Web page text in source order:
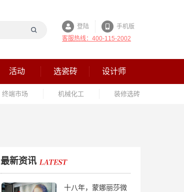
登陆
手机版
客服热线：400-115-2002
活动 选瓷砖 设计师
终端市场 机械化工 装修选砖
最新资讯
十八年，蒙娜丽莎微